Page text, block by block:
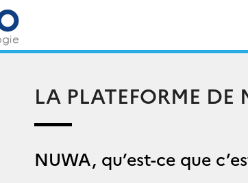
LA PLATEFORME
NUWA, qu’est-ce que
Rechercher :